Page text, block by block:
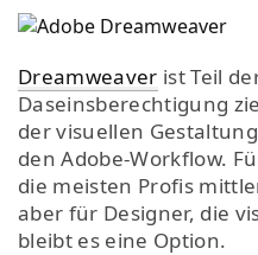
Dreamweaver ist Teil
Daseinsberechtigung
der visuellen
den Adobe-Workflow.
die meisten Profis
aber für Designer, die
bleibt es eine Option.